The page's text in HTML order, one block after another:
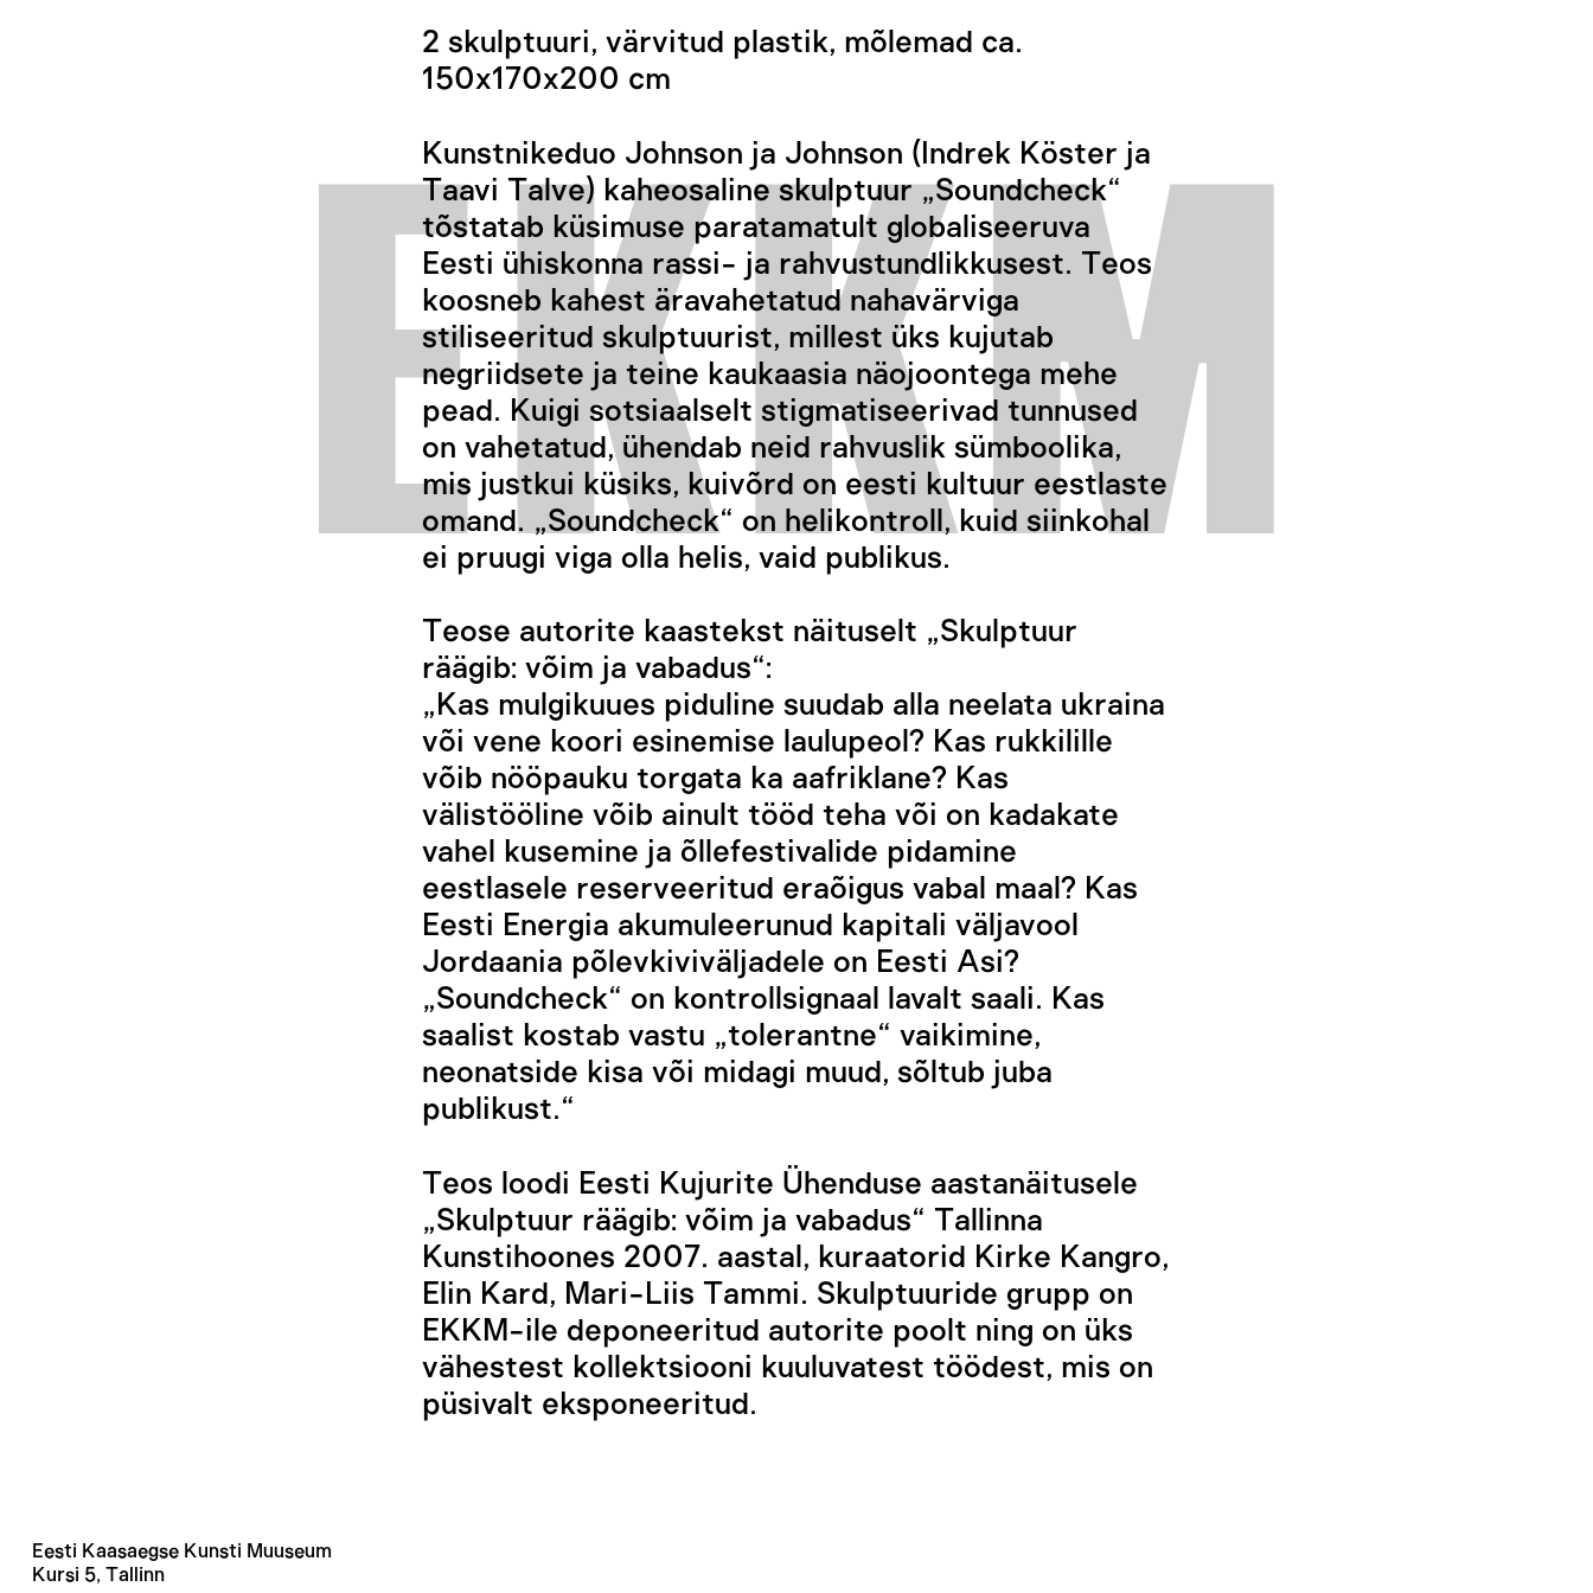
2 skulptuuri, värvitud plastik, mõlemad ca.
150x170x200 cm
Kunstnikeduo Johnson ja Johnson (Indrek Köster ja
Taavi Talve) kaheosaline skulptuur „Soundcheck“
tõstatab küsimuse paratamatult globaliseeruva
Eesti ühiskonna rassi- ja rahvustundlikkusest. Teos
koosneb kahest äravahetatud nahavärviga
stiliseeritud skulptuurist, millest üks kujutab
negriidsete ja teine kaukaasia näojoontega mehe
pead. Kuigi sotsiaalselt stigmatiseerivad tunnused
on vahetatud, ühendab neid rahvuslik sümboolika,
mis justkui küsiks, kuivõrd on eesti kultuur eestlaste
omand. „Soundcheck“ on helikontroll, kuid siinkohal
ei pruugi viga olla helis, vaid publikus.
Teose autorite kaastekst näituselt „Skulptuur
räägib: võim ja vabadus“:
„Kas mulgikuues piduline suudab alla neelata ukraina
või vene koori esinemise laulupeol? Kas rukkilille
võib nööpauku torgata ka aafriklane? Kas
välistööline võib ainult tööd teha või on kadakate
vahel kusemine ja õllefestivalide pidamine
eestlasele reserveeritud eraõigus vabal maal? Kas
Eesti Energia akumuleerunud kapitali väljavool
Jordaania põlevkiviväljadele on Eesti Asi?
„Soundcheck“ on kontrollsignaal lavalt saali. Kas
saalist kostab vastu „tolerantne“ vaikimine,
neonatside kisa või midagi muud, sõltub juba
publikust.“
Teos loodi Eesti Kujurite Ühenduse aastanäitusele
„Skulptuur räägib: võim ja vabadus“ Tallinna
Kunstihoones 2007. aastal, kuraatorid Kirke Kangro,
Elin Kard, Mari-Liis Tammi. Skulptuuride grupp on
EKKM-ile deponeeritud autorite poolt ning on üks
vähestest kollektsiooni kuuluvatest töödest, mis on
püsivalt eksponeeritud.
Eesti Kaasaegse Kunsti Muuseum
Kursi 5, Tallinn